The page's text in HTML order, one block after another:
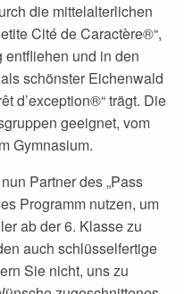
die mittelalterlichen
Cité de Caractère®“,
und in den
schönster Eichenwald
d’exception®“ trägt. Die
geeignet, vom
Gymnasium.
Partner des „Pass
Programm nutzen, um
ab der 6. Klasse zu
auch schlüsselfertige
Sie nicht, uns zu